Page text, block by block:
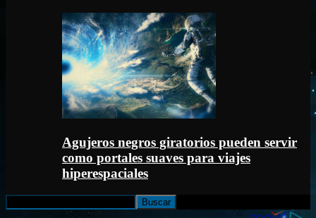
Agujeros negros giratorios pueden servir
como portales suaves para viajes
hiperespaciales